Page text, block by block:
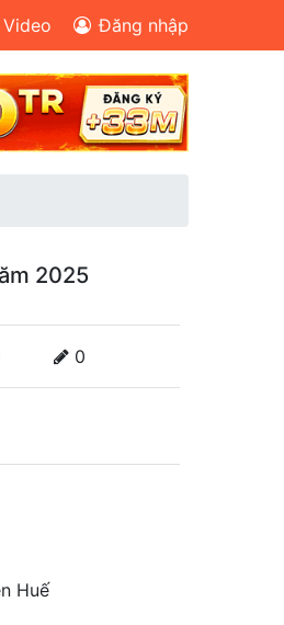
Video Đăng nhập
2025
0
Huế